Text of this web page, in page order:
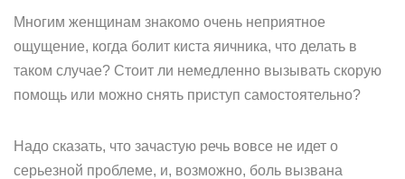
Многим женщинам знакомо очень неприятное
ощущение, когда болит киста яичника, что делать в
таком случае? Стоит ли немедленно вызывать скорую
помощь или можно снять приступ самостоятельно?
Надо сказать, что зачастую речь вовсе не идет о
серьезной проблеме, и, возможно, боль вызвана